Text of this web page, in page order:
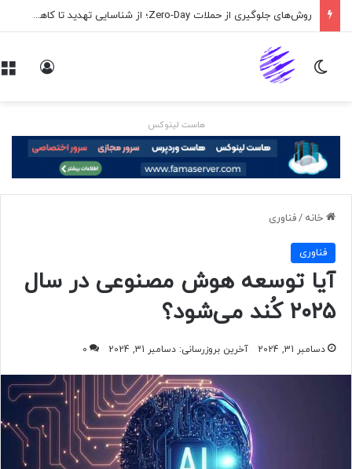
روش‌های جلوگیری از حملات Zero-Day؛ از شناسایی تهدید تا کاهش ریسک
تغییر پوسته
هاست لینوکس
خانه /فناوری
فناوری
آیا توسعه هوش مصنوعی در سال
۲۰۲۵ کُند می‌شود؟
دسامبر 31, 2024 آخرین بروزرسانی: دسامبر 31, 2024 0